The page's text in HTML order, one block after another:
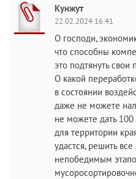
Кунжут
22.02.2024 16:41
О господи,
что способны
это подтянуть
О какой
в состоянии
даже не можете
не можете дать 100
для территории
удастся, решить
непобедимым